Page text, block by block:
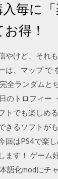
毎に「
得！
やけど、それ
は、マップ で
全ランダムと
のトロフィー
トでも楽しめ
きるソフトが
回はPS4で楽
ます！ ゲーム
語化modにチ